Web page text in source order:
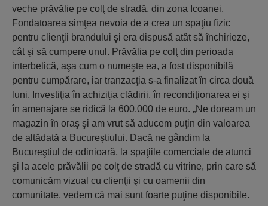
veche prăvălie pe colţ de stradă, din zona Icoanei.
Fondatoarea simţea nevoia de a crea un spaţiu fizic
pentru clienţii brandului şi era dispusă atât să închirieze,
cât şi să cumpere unul. Prăvălia pe colţ din perioada
interbelică, aşa cum o numeşte ea, a fost disponibilă
pentru cumpărare, iar tranzacţia s-a finalizat în circa două
luni. Investiţia în achiziţia clădirii, în recondiţionarea ei şi
în amenajare se ridică la 600.000 de euro. „Ne doream un
magazin în oraş şi am vrut să aducem puţin din valoarea
de altădată a Bucureştiului. Dacă ne gândim la
Bucureştiul de odinioară, la spaţiile comerciale de atunci
şi la acele prăvălii pe colţ de stradă cu vitrine, prin care să
comunicăm vizual cu clienţii şi cu oamenii din
comunitate, vedem că mai sunt foarte puţine disponibile.